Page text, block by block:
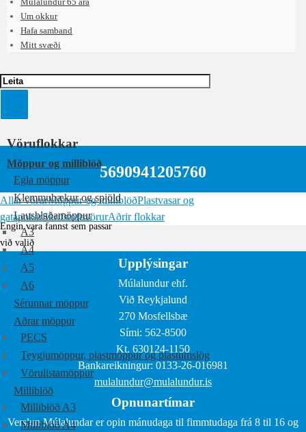
Um okkur
Hafa samband
Mitt svæði
Vöruflokkar
Möppur og milliblöð
Egla möppur
Klemmubækur og spjöld
Lausblaðamöppur
A3
A4
A5
A6
Sérunnar möppur
Aðrar möppur
PECS
Teygjumöppur, plastmöppur og plastumslög
Vörulistamöppur
Milliblöð
Milliblöð A3
Milliblöð A4
5690941205760
Allar vörurMöppur og milliblöðPlastvasar og
gatapokarSkrifstofuvörurAðrir flokkar
Engin vara fannst sem passar
við valið
Upplýsingar
Múlalundur ehf.
Við Reykjalund
270 Mosfellsbæ
Sími: 562-8500
Kt. 630124-1150
Bankareikningur: 0133-26-016981
mulalundur@mulalundur.is
Opnunartímar
Verslun Múlalundar er opin mánudaga til fimmtudaga frá 8 til 16 og